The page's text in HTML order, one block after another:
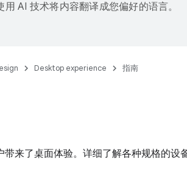
AI 技术将内容翻译成您偏好的语言。
Desktop experience 指南
来了桌面体验。详细了解各种规格的设